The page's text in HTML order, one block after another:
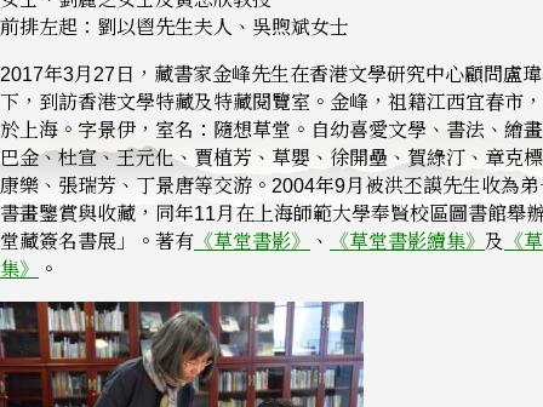
前排左起：劉以鬯先生夫人、吳煦斌女士
2017年3月27日，藏書家金峰先生在香港文學研究中心顧問盧
下，到訪香港文學特藏及特藏閱覽室。金峰，祖籍江西宜春市
於上海。字景伊，室名：隨想草堂。自幼喜愛文學、書法、繪
巴金、杜宣、王元化、賈植芳、草嬰、徐開壘、賀綠汀、章克
康樂、張瑞芳、丁景唐等交游。2004年9月被洪丕謨先生收為
書畫鑒賞與收藏，同年11月在上海師範大學奉賢校區圖書館舉
堂藏簽名書展」。著有 《草堂書影》 、 《草堂書影續集》 及
《
集》
。